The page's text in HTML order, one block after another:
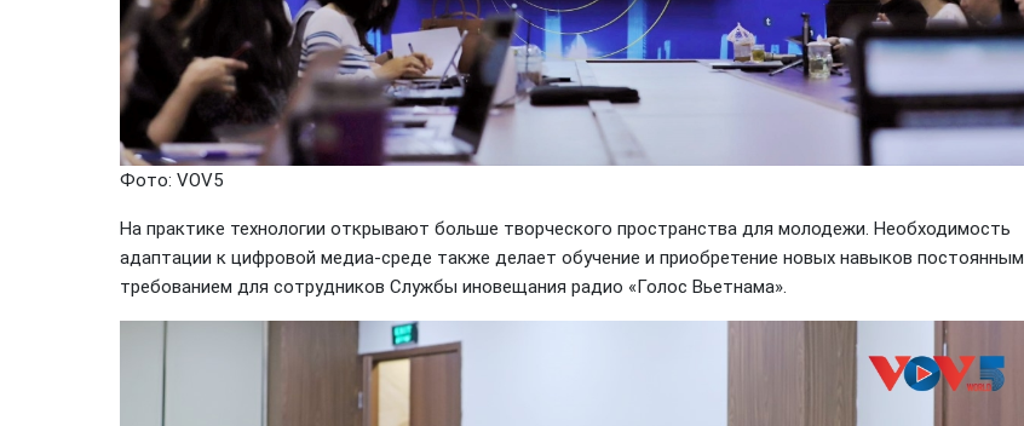
Фото: VOV5
На практике технологии открывают больше творческого пространства для молодежи. Необходимость
адаптации к цифровой медиа-среде также делает обучение и приобретение новых навыков постоянным
требованием для сотрудников Службы иновещания радио «Голос Вьетнама».